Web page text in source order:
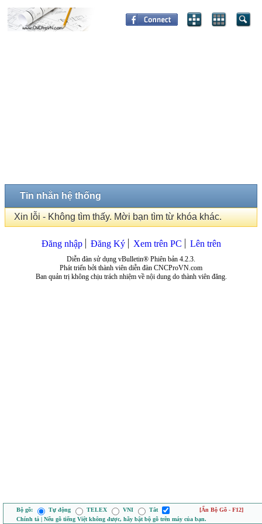
Tin nhắn hệ thống
Xin lỗi - Không tìm thấy. Mời bạn tìm từ khóa khác.
Đăng nhập Đăng Ký Xem trên PC Lên trên
Diễn đàn sử dụng vBulletin® Phiên bản 4.2.3.
Phát triển bởi thành viên diễn đàn CNCProVN.com
Ban quản trị không chịu trách nhiệm về nội dung do thành viên đăng.
Bộ gõ: Tự động TELEX VNI Tắt
[Ẩn Bộ Gõ - F12]
Chính tả | Nếu gõ tiếng Việt không được, hãy bật bộ gõ trên máy của bạn.